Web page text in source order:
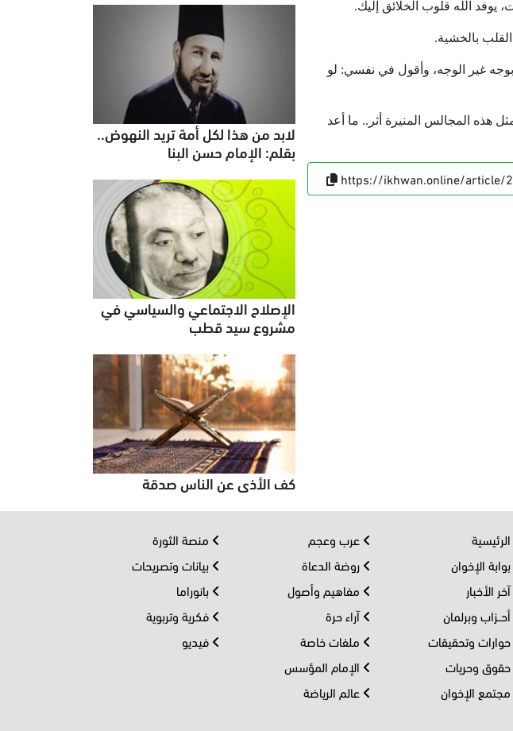
الله قلوب الخلائق إليك.
بالخشية.
غير الوجه، وأقول في نفسي: لو
هذه المجالس المنيرة أثر.. ما أعد
https://ikhwan.online/article/
لابد من هذا لكل أمة تريد النهوض..
بقلم: الإمام حسن البنا
الإصلاح الاجتماعي والسياسي في
مشروع سيد قطب
كف الأذى عن الناس صدقة
الرئيسية
بوابة الإخوان
آخر الأخبار
أحــزاب وبرلمان
حوارات وتحقيقات
حقوق وحريات
مجتمع الإخوان
عرب وعجم
روضة الدعاة
مفاهيم وأصول
آراء حرة
ملفات خاصة
الإمام المؤسس
عالم الرياضة
منصة الثورة
بيانات وتصريحات
بانوراما
فكرية وتربوية
فيديو